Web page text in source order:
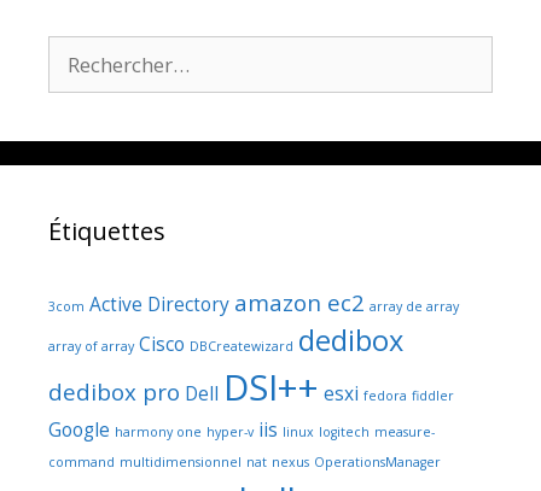
Étiquettes
3com Active Directory amazon ec2 array de array
array of array Cisco DBCreatewizard dedibox
dedibox pro Dell DSI++ esxi fedora fiddler
Google harmony one hyper-v iis linux logitech measure-
command multidimensionnel nat nexus OperationsManager